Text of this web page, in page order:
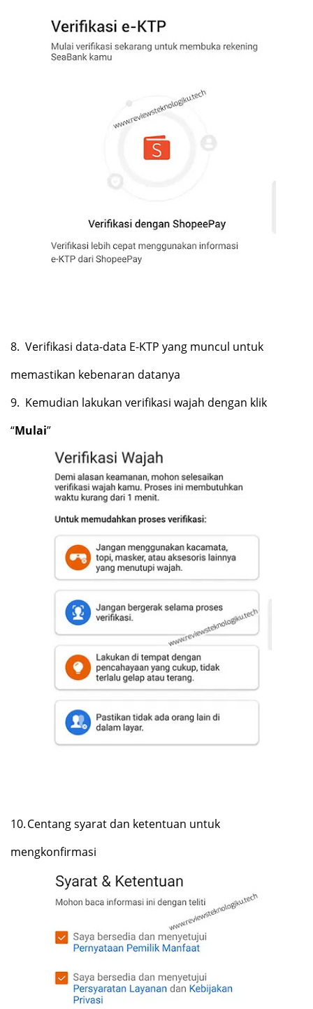
8. Verifikasi data-data E-KTP yang muncul untuk
memastikan kebenaran datanya
9. Kemudian lakukan verifikasi wajah dengan klik
“Mulai”
10.Centang syarat dan ketentuan untuk
mengkonfirmasi